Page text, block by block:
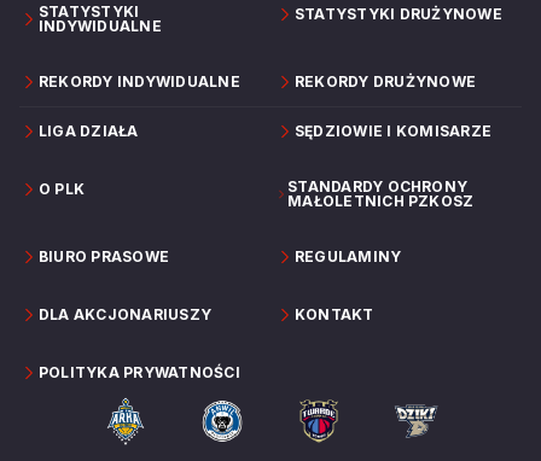
STATYSTYKI
INDYWIDUALNE
STATYSTYKI DRUŻYNOWE
REKORDY INDYWIDUALNE REKORDY DRUŻYNOWE
LIGA DZIAŁA SĘDZIOWIE I KOMISARZE
O PLK
STANDARDY OCHRONY
MAŁOLETNICH PZKOSZ
BIURO PRASOWE REGULAMINY
DLA AKCJONARIUSZY KONTAKT
POLITYKA PRYWATNOŚCI